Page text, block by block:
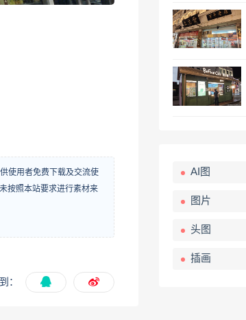
使用者免费下载及交流使
按照本站要求进行素材来
：
AI图
图片
头图
插画